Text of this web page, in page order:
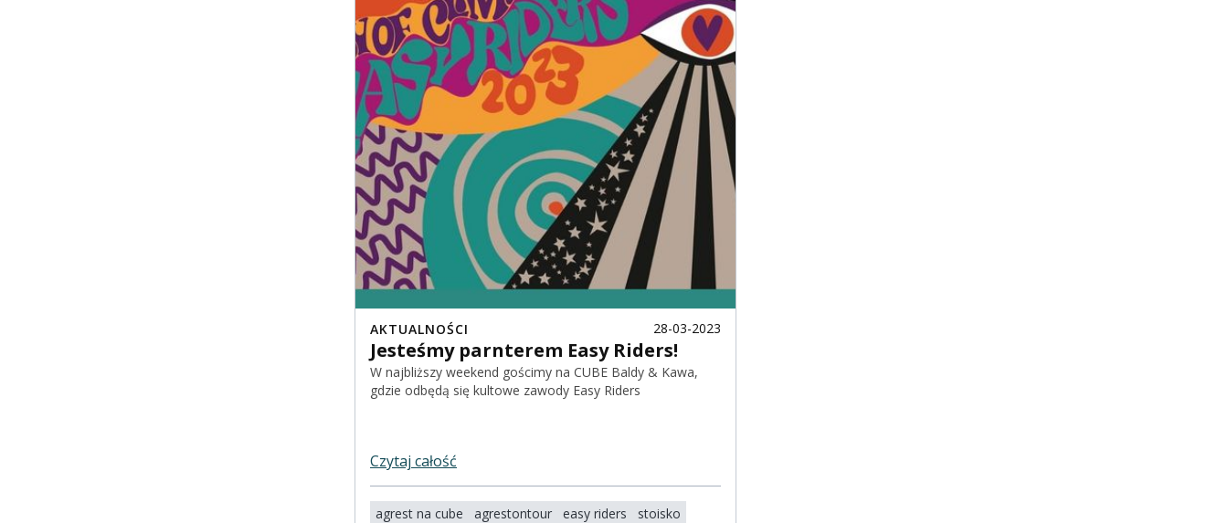
AKTUALNOŚCI 28-03-2023
Jesteśmy parnterem Easy Riders!
W najbliższy weekend gościmy na CUBE Baldy & Kawa,
gdzie odbędą się kultowe zawody Easy Riders
Czytaj całość
agrest na cube agrestontour easy riders stoisko